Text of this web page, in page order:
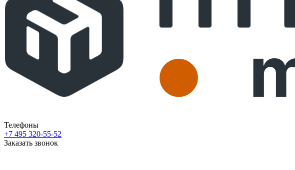
Телефоны
+7 495 320-55-52
Заказать звонок